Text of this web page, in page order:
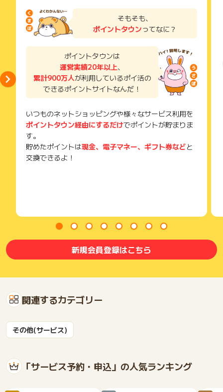
お申し込みやお買い物後、利用したサイトから送られる購入完
了などのメールは、ポイント獲得するまで必ず保管してくださ
獲得待ち・獲得失敗の状態でお問い合わせされる際に、該当の
メールを送っていただく場合がございます。
そのため、紛失・破棄された場合は対応いたしかねますので、
ご注意ください。
(※) SafariやChromeなどwebサイトを表示するアプリのこと
そもそも、
ポイントタウンってなに？
ポイントタウンは
運営実績20年以上、
累計900万人が利用しているポイ活の
できるポイントサイトなんだ！
いつものネットショッピングや様々なサービス利用を
ポイントタウン経由にするだけでポイントが貯まりま
す。
貯めたポイントは現金、電子マネー、ギフト券などと
交換できるよ！
新規会員登録はこちら
関連するカテゴリー
その他(サービス)
「サービス予約・申込」の人気ランキング